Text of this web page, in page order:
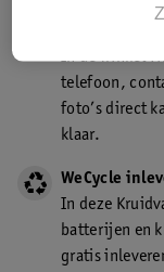
In de winkel
telefoon,
foto’s direct
klaar.
WeCycle
In deze
batterijen en
gratis